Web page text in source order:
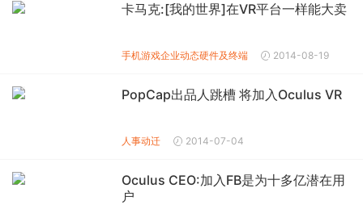
卡马克:[我的世界]在VR平台一样能大卖
手机游戏企业动态硬件及终端 2014-08-19
PopCap出品人跳槽 将加入Oculus VR
人事动迁 2014-07-04
Oculus CEO:加入FB是为十多亿潜在用
户